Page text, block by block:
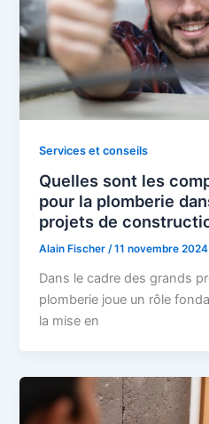
Services et conseils
Quelles sont les
pour la plomberie
projets de
Alain Fischer/11 novembre 2024
Dans le cadre des grands
plomberie joue un rôle
la mise en